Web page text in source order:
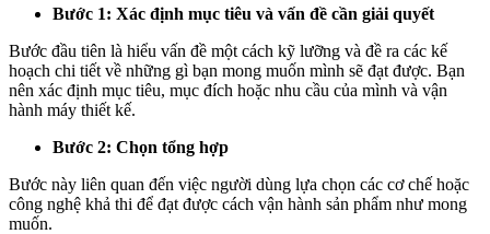
Bước 1: Xác định mục tiêu và vấn đề cần giải quyết
Bước đầu tiên là hiểu vấn đề một cách kỹ lưỡng và đề ra các kế
hoạch chi tiết về những gì bạn mong muốn mình sẽ đạt được. Bạn
nên xác định mục tiêu, mục đích hoặc nhu cầu của mình và vận
hành máy thiết kế.
Bước 2: Chọn tổng hợp
Bước này liên quan đến việc người dùng lựa chọn các cơ chế hoặc
công nghệ khả thi để đạt được cách vận hành sản phẩm như mong
muốn.